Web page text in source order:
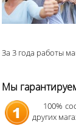
За 3 года работы
Мы
100%
других